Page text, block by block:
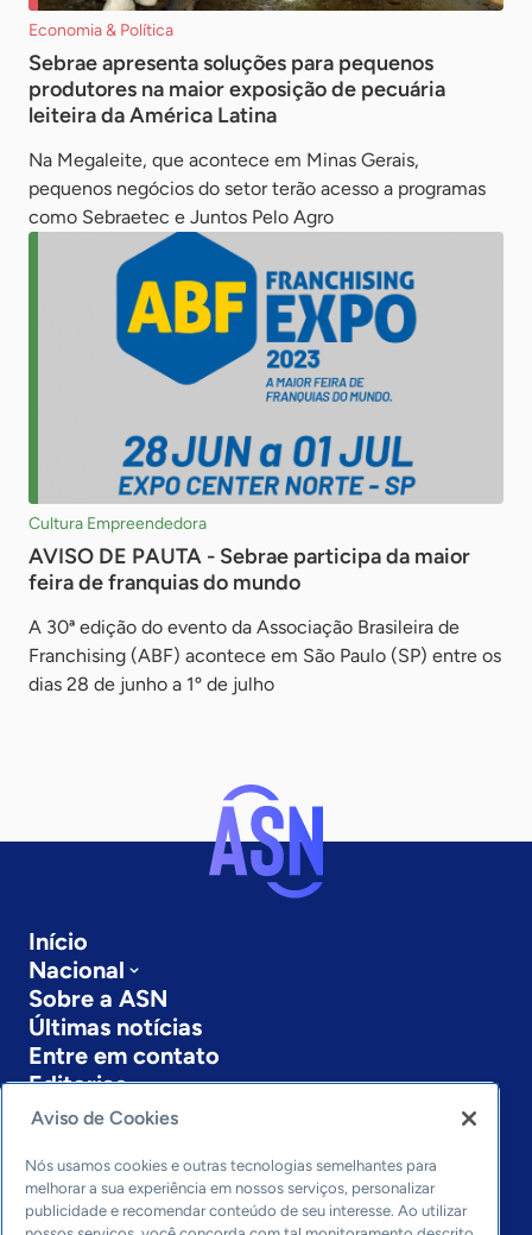
Economia & Política
Sebrae apresenta soluções para pequenos
produtores na maior exposição de pecuária
leiteira da América Latina
Na Megaleite, que acontece em Minas Gerais,
pequenos negócios do setor terão acesso a programas
como Sebraetec e Juntos Pelo Agro
Cultura Empreendedora
AVISO DE PAUTA - Sebrae participa da maior
feira de franquias do mundo
A 30ª edição do evento da Associação Brasileira de
Franchising (ABF) acontece em São Paulo (SP) entre os
dias 28 de junho a 1º de julho
Início
Nacional
Sobre a ASN
Últimas notícias
Entre em contato
Editorias
Economia & Política
Inovação & Tecnologia
Cultura empreendedora
Dados
Aviso de Cookies
Nós usamos cookies e outras tecnologias semelhantes para
melhorar a sua experiência em nossos serviços, personalizar
publicidade e recomendar conteúdo de seu interesse. Ao utilizar